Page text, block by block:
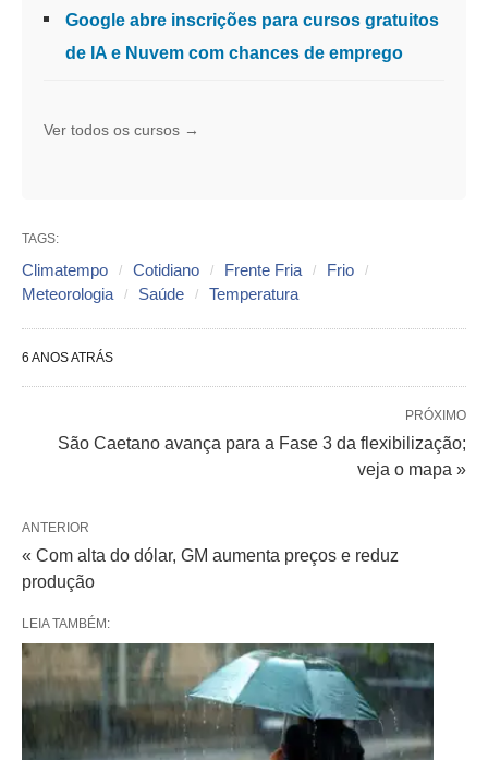
Google abre inscrições para cursos gratuitos
de IA e Nuvem com chances de emprego
Ver todos os cursos →
TAGS:
Climatempo Cotidiano Frente Fria
Frio
Meteorologia
Saúde Temperatura
6 ANOS ATRÁS
PRÓXIMO
São Caetano avança para a Fase 3 da flexibilização;
veja o mapa »
ANTERIOR
« Com alta do dólar, GM aumenta preços e reduz
produção
LEIA TAMBÉM: